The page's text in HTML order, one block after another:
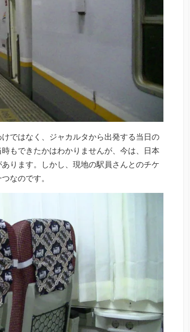
ではなく、ジャカルタから出発する当日の
もできたかはわかりませんが、今は、日本
ります。しかし、現地の駅員さんとのチケ
なのです。